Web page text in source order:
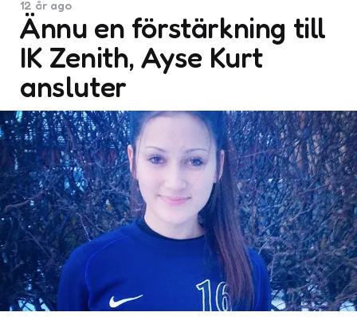
Ännu en förstärkning till
IK Zenith, Ayse Kurt
ansluter
12 år ago